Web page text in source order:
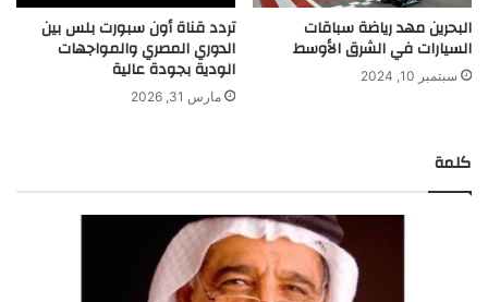
البحرين مهد رياضة سباقات
السيارات في الشرق الأوسط
سبتمبر 10, 2024
تردد قناة أون سبورت بلس بين
الدوري المصري والمواجهات
الودية بجودة عالية
مارس 31, 2026
كلمة